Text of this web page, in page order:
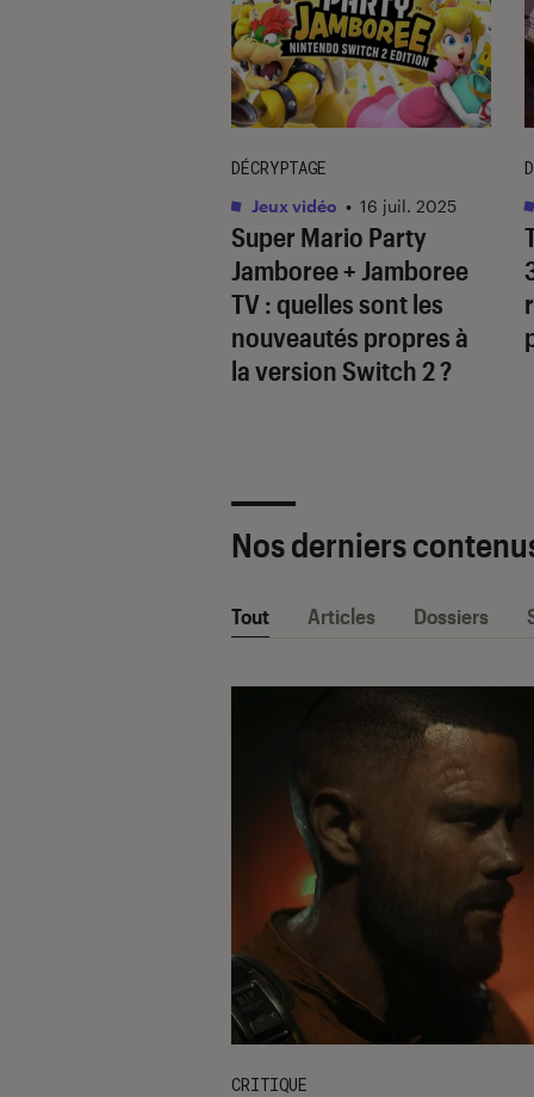
Super Mario Party
Jamboree + Jamboree
TV: quelles sont les
nouveautés propres à
la version Switch 2 ?
DÉCRYPTAGE
Jeux vidéo • 16 juil. 2025
Nos derniers
Tout Articles Dossiers
CRITIQUE